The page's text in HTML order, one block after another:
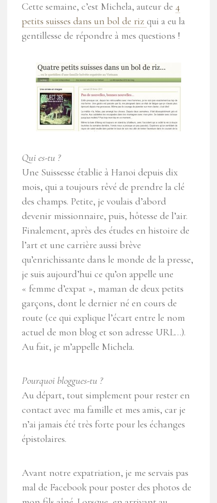
Cette semaine, c’est Michela, auteur de 4
petits suisses dans un bol de riz qui a eu la
gentillesse de répondre à mes questions !
Qui es-tu ?
Une Suissesse établie à Hanoi depuis dix
mois, qui a toujours rêvé de prendre la clé
des champs. Petite, je voulais d’abord
devenir missionnaire, puis, hôtesse de l’air.
Finalement, après des études en histoire de
l’art et une carrière aussi brève
qu’enrichissante dans le monde de la presse,
je suis aujourd’hui ce qu’on appelle une
« femme d’expat », maman de deux petits
garçons, dont le dernier né en cours de
route (ce qui explique l’écart entre le nom
actuel de mon blog et son adresse URL…).
Au fait, je m’appelle Michela.
Pourquoi bloggues-tu ?
Au départ, tout simplement pour rester en
contact avec ma famille et mes amis, car je
n’ai jamais été très forte pour les échanges
épistolaires.
Avant notre expatriation, je me servais pas
mal de Facebook pour poster des photos de